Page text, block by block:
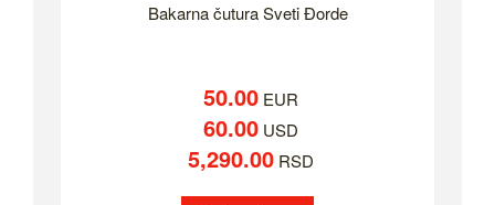
Bakarna čutura Sveti Đorde
50.00EUR
60.00USD
5,290.00RSD